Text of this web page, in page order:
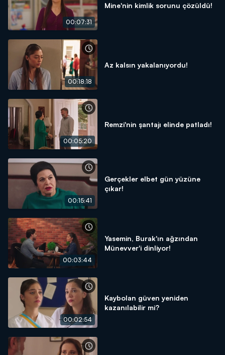
00:07:31
Mine'nin kimlik sorunu çözüldü!
00:18:18
Az kalsın yakalanıyordu!
00:05:20
Remzi'nin şantajı elinde patladı!
00:15:41
Gerçekler elbet gün yüzüne
çıkar!
00:03:44
Yasemin, Burak'ın ağzından
Münevver'i dinliyor!
00:02:54
Kaybolan güven yeniden
kazanılabilir mi?